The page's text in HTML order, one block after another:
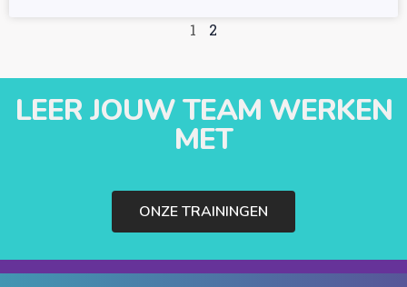
1 2
LEER JOUW TEAM WERKEN
MET
ONZE TRAININGEN